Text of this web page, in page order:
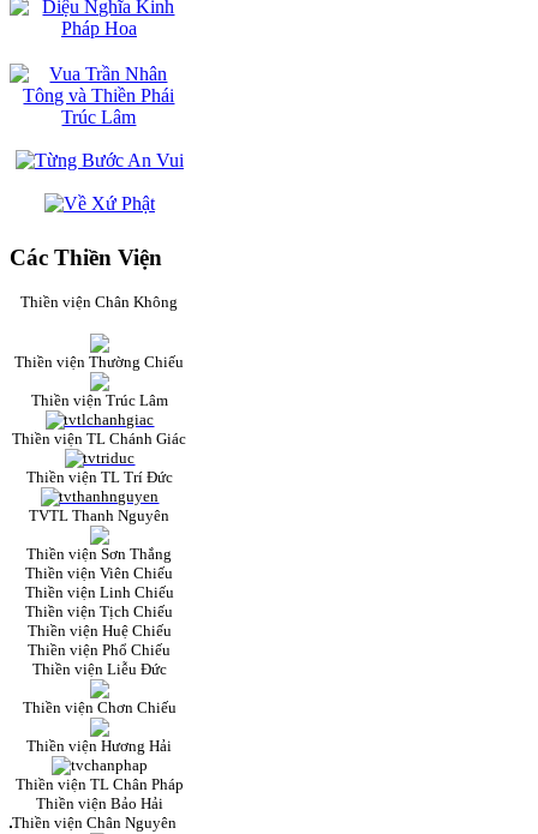
Các Thiền Viện
Thiền viện Chân Không
Thiền viện Thường Chiếu
Thiền viện Trúc Lâm
Thiền viện TL Chánh Giác
Thiền viện TL Trí Đức
TVTL Thanh Nguyên
Thiền viện Sơn Thắng
Thiền viện Viên Chiếu
Thiền viện Linh Chiếu
Thiền viện Tịch Chiếu
Thiền viện Huệ Chiếu
Thiền viện Phổ Chiếu
Thiền viện Liễu Đức
Thiền viện Chơn Chiếu
Thiền viện Hương Hải
Thiền viện TL Chân Pháp
Thiền viện Bảo Hải
Thiền viện Chân Nguyên